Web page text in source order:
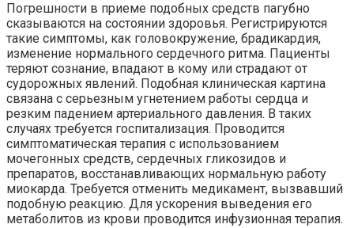
Погрешности в приеме подобных средств пагубно
сказываются на состоянии здоровья. Регистрируются
такие симптомы, как головокружение, брадикардия,
изменение нормального сердечного ритма. Пациенты
теряют сознание, впадают в кому или страдают от
судорожных явлений. Подобная клиническая картина
связана с серьезным угнетением работы сердца и
резким падением артериального давления. В таких
случаях требуется госпитализация. Проводится
симптоматическая терапия с использованием
мочегонных средств, сердечных гликозидов и
препаратов, восстанавливающих нормальную работу
миокарда. Требуется отменить медикамент, вызвавший
подобную реакцию. Для ускорения выведения его
метаболитов из крови проводится инфузионная терапия.